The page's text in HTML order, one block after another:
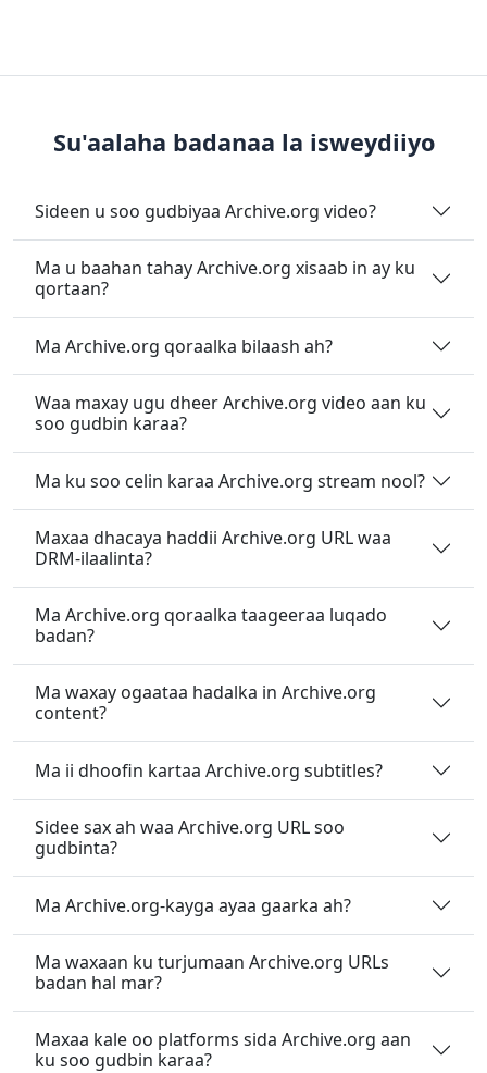
Su'aalaha badanaa la isweydiiyo
Sideen u soo gudbiyaa Archive.org video?
Ma u baahan tahay Archive.org xisaab in ay ku
qortaan?
Ma Archive.org qoraalka bilaash ah?
Waa maxay ugu dheer Archive.org video aan ku
soo gudbin karaa?
Ma ku soo celin karaa Archive.org stream nool?
Maxaa dhacaya haddii Archive.org URL waa
DRM-ilaalinta?
Ma Archive.org qoraalka taageeraa luqado
badan?
Ma waxay ogaataa hadalka in Archive.org
content?
Ma ii dhoofin kartaa Archive.org subtitles?
Sidee sax ah waa Archive.org URL soo
gudbinta?
Ma Archive.org-kayga ayaa gaarka ah?
Ma waxaan ku turjumaan Archive.org URLs
badan hal mar?
Maxaa kale oo platforms sida Archive.org aan
ku soo gudbin karaa?